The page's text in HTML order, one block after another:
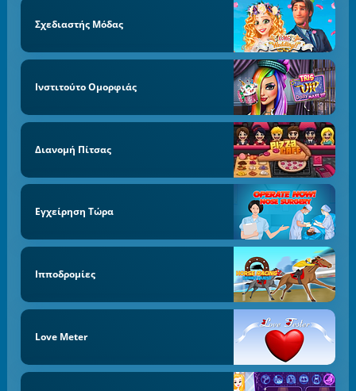
Σχεδιαστής Μόδας
Ινστιτούτο Ομορφιάς
Διανομή Πίτσας
Εγχείρηση Τώρα
Ιπποδρομίες
Love Meter